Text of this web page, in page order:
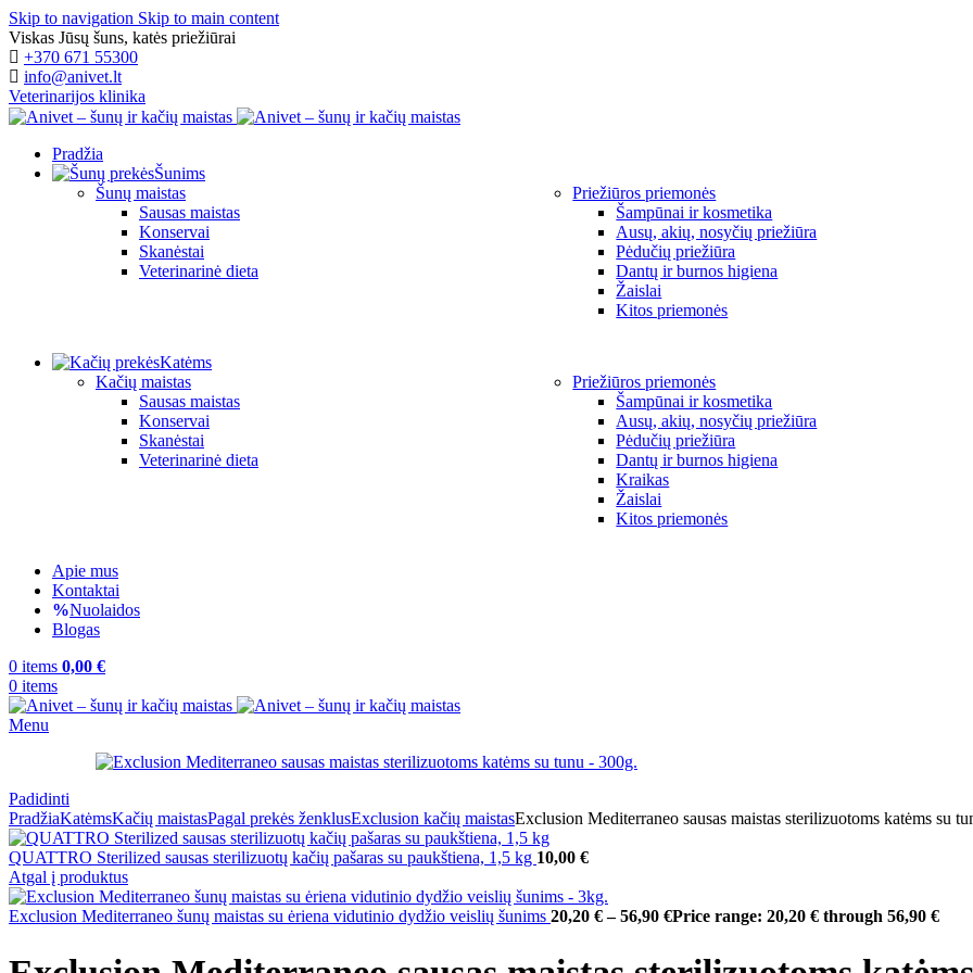
Skip to navigation Skip to main content
Viskas Jūsų šuns, katės priežiūrai
+370 671 55300
info@anivet.lt
Veterinarijos klinika
Pradžia
Šunims
Šunų maistas
Sausas maistas
Konservai
Skanėstai
Veterinarinė dieta
Priežiūros priemonės
Šampūnai ir kosmetika
Ausų, akių, nosyčių priežiūra
Pėdučių priežiūra
Dantų ir burnos higiena
Žaislai
Kitos priemonės
Katėms
Kačių maistas
Sausas maistas
Konservai
Skanėstai
Veterinarinė dieta
Priežiūros priemonės
Šampūnai ir kosmetika
Ausų, akių, nosyčių priežiūra
Pėdučių priežiūra
Dantų ir burnos higiena
Kraikas
Žaislai
Kitos priemonės
Apie mus
Kontaktai
Nuolaidos
Blogas
0 items 0,00 €
0 items
Menu
Padidinti
PradžiaKatėmsKačių maistasPagal prekės ženklusExclusion kačių maistasExclusion Mediterraneo sausas maistas sterilizuotoms katėms su
QUATTRO Sterilized sausas sterilizuotų kačių pašaras su paukštiena, 1,5 kg 10,00 €
Atgal į produktus
Exclusion Mediterraneo šunų maistas su ėriena vidutinio dydžio veislių šunims 20,20 € – 56,90 €Price range: 20,20 € through 56,90 €